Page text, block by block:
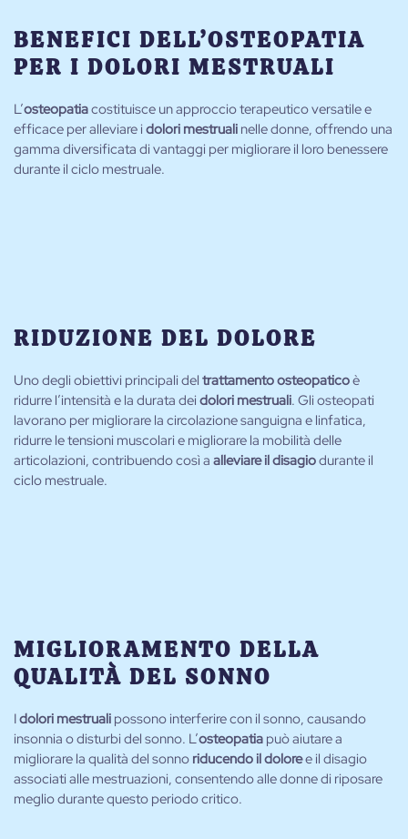
BENEFICI DELL’OSTEOPATIA
PER I DOLORI MESTRUALI
L’osteopatiacostituisce un approccio terapeutico versatile e
efficace per alleviare i dolori mestruali nelle donne, offrendo una
gamma diversificata di vantaggi per migliorare il loro benessere
durante il ciclo mestruale.
RIDUZIONE DEL DOLORE
Uno degli obiettivi principali del trattamento osteopaticoè
ridurre l’intensità e la durata dei dolori mestruali. Gli osteopati
lavorano per migliorare la circolazione sanguigna e linfatica,
ridurre le tensioni muscolari e migliorare la mobilità delle
articolazioni, contribuendo così a alleviare il disagiodurante il
ciclo mestruale.
MIGLIORAMENTO DELLA
QUALITÀ DEL SONNO
Idolori mestruali possono interferire con il sonno, causando
insonnia o disturbi del sonno. L’osteopatia può aiutare a
migliorare la qualità del sonno riducendo il doloree il disagio
associati alle mestruazioni, consentendo alle donne di riposare
meglio durante questo periodo critico.